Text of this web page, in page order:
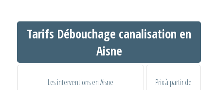
Tarifs Débouchage canalisation en
Aisne
Les interventions en Aisne Prix à partir de